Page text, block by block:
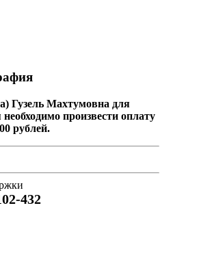
Гузель Махтумовна для
произвести оплату
рублей.
432